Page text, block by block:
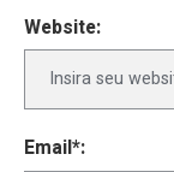
Website:
Email*: